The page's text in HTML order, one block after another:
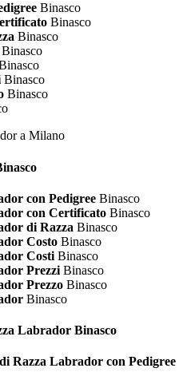
Binasco
Binasco
Binasco
Binasco
Binasco
Binasco
con Pedigree Binasco
con Certificato Binasco
di Razza Binasco
Costo Binasco
Costi Binasco
Prezzi Binasco
Prezzo Binasco
Binasco
Labrador Binasco
Razza Labrador con Pedigree